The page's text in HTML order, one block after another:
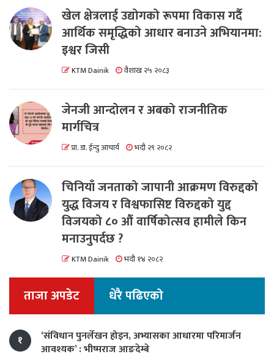
खेल क्षेत्रलाई उद्योगको रूपमा विकास गर्दै
आर्थिक समृद्धिको आधार बनाउने अभियानमा:
इश्वर जिसी
KTM Dainik वैशाख २५ २०८३
जेनजी आन्दोलन र अबको राजनीतिक
मार्गचित्र
प्रा. डा. ईन्दु आचार्य भदौ २९ २०८२
चिनियाँ जनताको जापानी आक्रमण विरुद्दको
युद्ध विजय र विश्वफासिष्ट विरुद्दको युद्द
विजयको ८० औं वार्षिकोत्सव हामीले किन
मनाउनुपर्दछ ?
KTM Dainik भदौ १४ २०८२
ताजा अपडेट धेरै पढिएको
१
‘संविधान पुनर्लेखन होइन, अभ्यासका आधारमा परिमार्जन
आवश्यक’ : भीष्मराज आङदेम्बे